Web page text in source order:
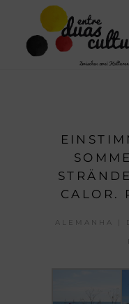
CALOR.
ALEMANHA |